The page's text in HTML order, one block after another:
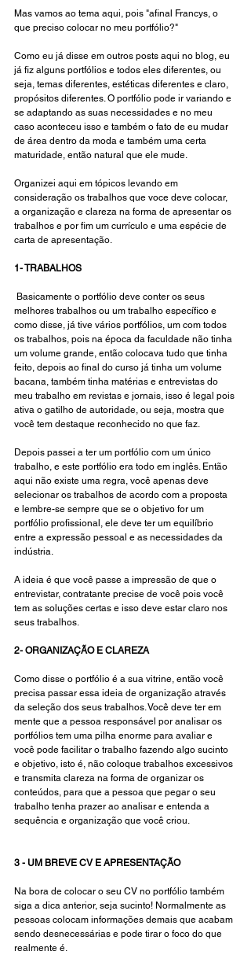
Mas vamos ao tema aqui, pois "afinal Francys, o
que preciso colocar no meu portfólio?"
Como eu já disse em outros posts aqui no blog, eu
já fiz alguns portfólios e todos eles diferentes, ou
seja, temas diferentes, estéticas diferentes e claro,
propósitos diferentes. O portfólio pode ir variando e
se adaptando as suas necessidades e no meu
caso aconteceu isso e também o fato de eu mudar
de área dentro da moda e também uma certa
maturidade, então natural que ele mude.
Organizei aqui em tópicos levando em
consideração os trabalhos que voce deve colocar,
a organização e clareza na forma de apresentar os
trabalhos e por fim um currículo e uma espécie de
carta de apresentação.
1- TRABALHOS
melhores trabalhos ou um trabalho específico e
como disse, já tive vários portfólios, um com todos
os trabalhos, pois na época da faculdade não tinha
um volume grande, então colocava tudo que tinha
feito, depois ao final do curso já tinha um volume
bacana, também tinha matérias e entrevistas do
meu trabalho em revistas e jornais, isso é legal pois
ativa o gatilho de autoridade, ou seja, mostra que
você tem destaque reconhecido no que faz.
Depois passei a ter um portfólio com um único
trabalho, e este portfólio era todo em inglês. Então
aqui não existe uma regra, você apenas deve
selecionar os trabalhos de acordo com a proposta
e lembre-se sempre que se o objetivo for um
portfólio profissional, ele deve ter um equilíbrio
entre a expressão pessoal e as necessidades da
indústria.
A ideia é que você passe a impressão de que o
entrevistar, contratante precise de você pois você
tem as soluções certas e isso deve estar claro nos
seus trabalhos.
2- ORGANIZAÇÃO E CLAREZA
Como disse o portfólio é a sua vitrine, então você
precisa passar essa ideia de organização através
da seleção dos seus trabalhos. Você deve ter em
mente que a pessoa responsável por analisar os
portfólios tem uma pilha enorme para avaliar e
você pode facilitar o trabalho fazendo algo sucinto
e objetivo, isto é, não coloque trabalhos excessivos
e transmita clareza na forma de organizar os
conteúdos, para que a pessoa que pegar o seu
trabalho tenha prazer ao analisar e entenda a
sequência e organização que você criou.
3 - UM BREVE CV E APRESENTAÇÃO
Na bora de colocar o seu CV no portfólio também
siga a dica anterior, seja sucinto! Normalmente as
pessoas colocam informações demais que acabam
sendo desnecessárias e pode tirar o foco do que
realmente é.